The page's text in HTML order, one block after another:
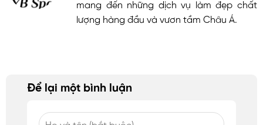
mang đến những dịch vụ làm đẹp chất
lượng hàng đầu và vươn tầm Châu Á.
Để lại một bình luận